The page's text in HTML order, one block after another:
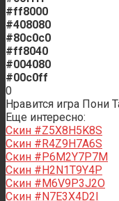
#ff8000
#408080
#80c0c0
#ff8040
#004080
#00c0ff
0
Нравится игра Пони
Еще интересно:
Скин #Z5X8H5K8S
Скин #R4Z9H7A6S
Скин #P6M2Y7P7M
Скин #H2N1T9Y4P
Скин #M6V9P3J2O
Скин #N7E3X4D2I